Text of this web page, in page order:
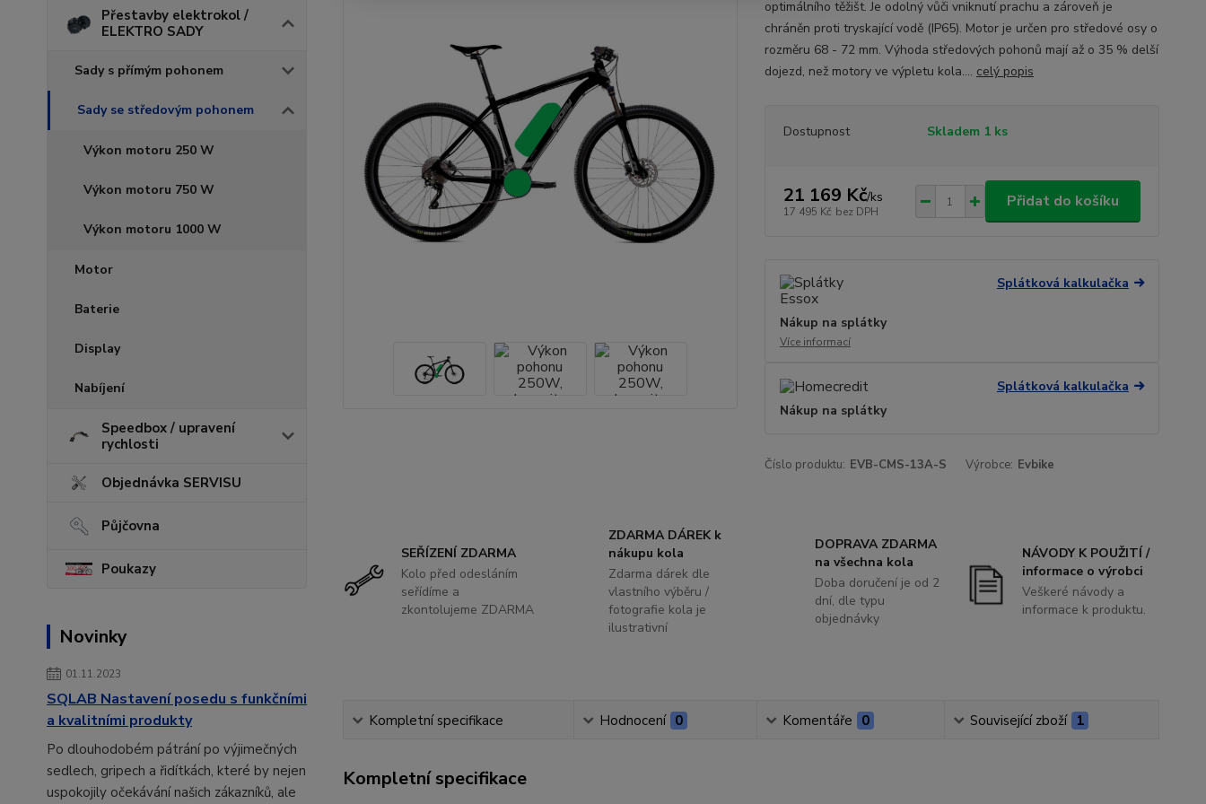
Přestavby elektrokol /
ELEKTRO SADY
Sady s přímým pohonem
Sady se středovým pohonem
Výkon motoru 250 W
Výkon motoru 750 W
Výkon motoru 1000 W
Motor
Baterie
Display
Nabíjení
Speedbox / upravení
rychlosti
Objednávka SERVISU
Půjčovna
Poukazy
Novinky
01.11.2023
SQLAB Nastavení posedu s funkčními
a kvalitními produkty
Po dlouhodobém pátrání po výjimečných
sedlech, gripech a řidítkách, které by nejen
uspokojily očekávání našich zákazníků, ale
optimálního těžišt. Je odolný vůči vniknutí prachu a zároveň je
chráněn proti tryskající vodě (IP65). Motor je určen pro středové osy o
rozměru 68 - 72 mm. Výhoda středových pohonů mají až o 35 % delší
dojezd, než motory ve výpletu kola.... celý popis
Dostupnost Skladem 1 ks
21 169 Kč/ks
17 495 Kč bez DPH
Přidat do košíku
Splátková kalkulačka
Nákup na splátky
Více informací
Splátková kalkulačka
Nákup na splátky
Číslo produktu: EVB-CMS-13A-S Výrobce: Evbike
SEŘÍZENÍ ZDARMA
Kolo před odesláním
seřídíme a
zkontolujeme ZDARMA
ZDARMA DÁREK k
nákupu kola
Zdarma dárek dle
vlastního výběru /
fotografie kola je
ilustrativní
DOPRAVA ZDARMA
na všechna kola
Doba doručení je od 2
dní, dle typu
objednávky
NÁVODY K POUŽITÍ /
informace o výrobci
Veškeré návody a
informace k produktu.
Kompletní specifikace Hodnocení 0 Komentáře 0 Související zboží 1
Kompletní specifikace